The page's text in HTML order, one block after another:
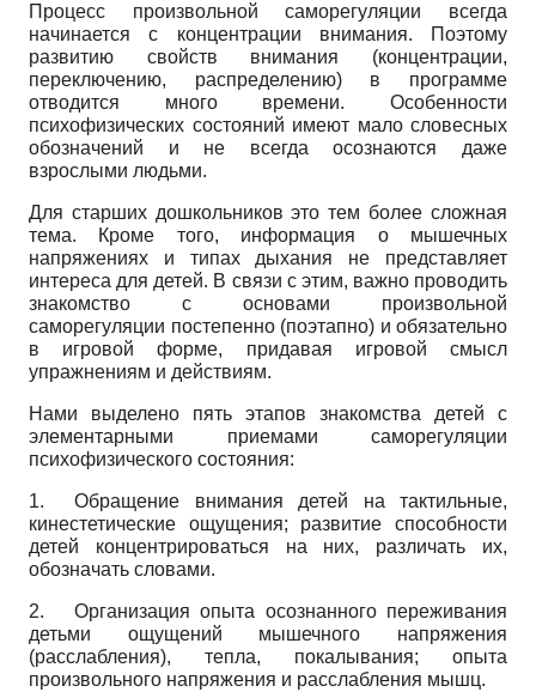
Процесс произвольной саморегуляции всегда
начинается с концентрации внимания. Поэтому
развитию свойств внимания (концентрации,
переключению, распределению) в программе
отводится много времени. Особенности
психофизических состояний имеют мало словесных
обозначений и не всегда осознаются даже
взрослыми людьми.
Для старших дошкольников это тем более сложная
тема. Кроме того, информация о мышечных
напряжениях и типах дыхания не представляет
интереса для детей. В связи с этим, важно проводить
знакомство с основами произвольной
саморегуляции постепенно (поэтапно) и обязательно
в игровой форме, придавая игровой смысл
упражнениям и действиям.
Нами выделено пять этапов знакомства детей с
элементарными приемами саморегуляции
психофизического состояния:
1. Обращение внимания детей на тактильные,
кинестетические ощущения; развитие способности
детей концентрироваться на них, различать их,
обозначать словами.
2. Организация опыта осознанного переживания
детьми ощущений мышечного напряжения
(расслабления), тепла, покалывания; опыта
произвольного напряжения и расслабления мышц.